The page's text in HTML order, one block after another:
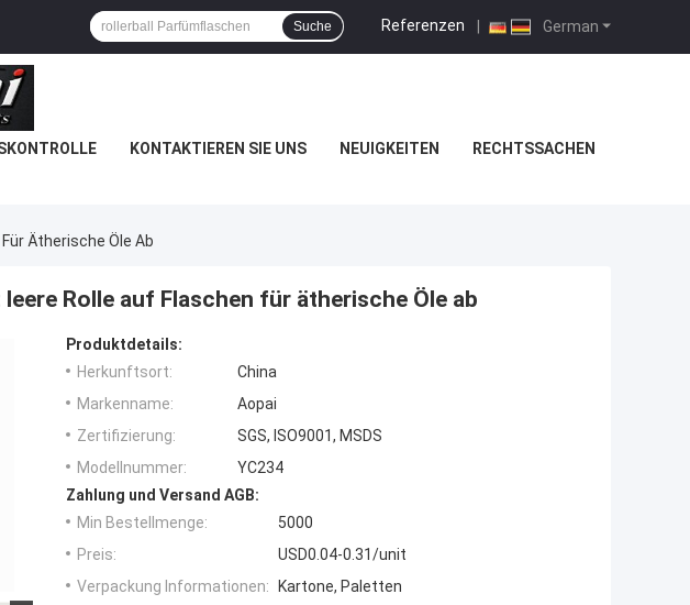
German
Referenzen |
Suche
KONTAKTIEREN SIE UNS NEUIGKEITEN RECHTSSACHEN
Ätherische Öle Ab
Rolle auf Flaschen für ätherische Öle ab
Produktdetails:
Herkunftsort:
China
Markenname:
Aopai
Zertifizierung:
SGS, ISO9001, MSDS
Modellnummer:
YC234
Zahlung und Versand AGB:
Min Bestellmenge:
5000
Preis:
USD0.04-0.31/unit
Verpackung Informationen:
Kartone, Paletten